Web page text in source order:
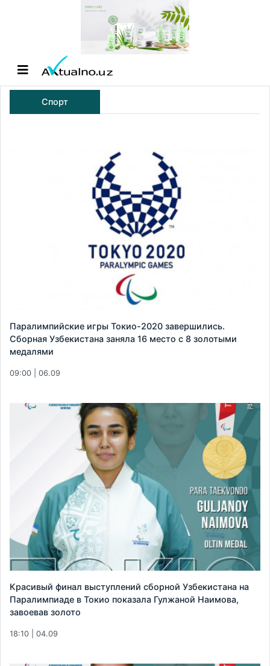
Спорт
Паралимпийские игры Токио-2020 завершились.
Сборная Узбекистана заняла 16 место с 8 золотыми
медалями
09:00 | 06.09
Красивый финал выступлений сборной Узбекистана на
Паралимпиаде в Токио показала Гулжаной Наимова,
завоевав золото
18:10 | 04.09